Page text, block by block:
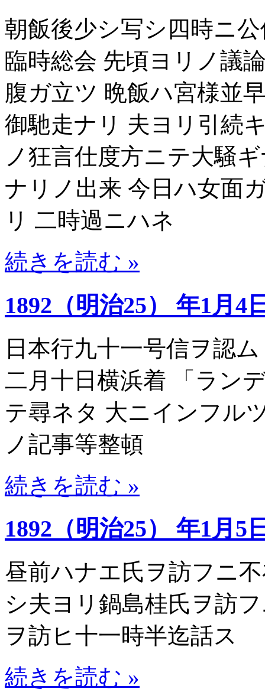
朝飯後少シ写シ四時ニ
臨時総会 先頃ヨリノ議
腹ガ立ツ 晩飯ハ宮様並
御馳走ナリ 夫ヨリ引続
ノ狂言仕度方ニテ大騒
ナリノ出来 今日ハ女面
リ 二時過ニハネ
続きを読む »
1892（明治25） 年1月4
日本行九十一号信ヲ認
二月十日横浜着 「ラン
テ尋ネタ 大ニインフル
ノ記事等整頓
続きを読む »
1892（明治25） 年1月5
昼前ハナエ氏ヲ訪フニ
シ夫ヨリ鍋島桂氏ヲ訪
ヲ訪ヒ十一時半迄話ス
続きを読む »